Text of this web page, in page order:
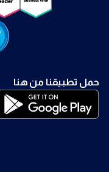
حمل تطبيقنا من هنا